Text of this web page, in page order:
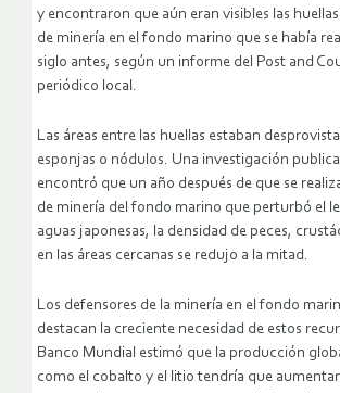
y encontraron que aún eran visibles las
de minería en el fondo marino que se había
siglo antes, según un informe del Post and
periódico local.
Las áreas entre las huellas estaban
esponjas o nódulos. Una investigación
encontró que un año después de que se
de minería del fondo marino que perturbó el
aguas japonesas, la densidad de peces,
en las áreas cercanas se redujo a la mitad.
Los defensores de la minería en el fondo
destacan la creciente necesidad de estos
Banco Mundial estimó que la producción
como el cobalto y el litio tendría que